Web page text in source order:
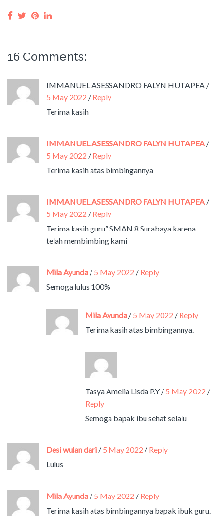
16 Comments:
IMMANUEL ASESSANDRO FALYN HUTAPEA /
5 May 2022 / Reply
Terima kasih
IMMANUEL ASESSANDRO FALYN HUTAPEA /
5 May 2022 / Reply
Terima kasih atas bimbingannya
IMMANUEL ASESSANDRO FALYN HUTAPEA /
5 May 2022 / Reply
Terima kasih guru” SMAN 8 Surabaya karena
telah membimbing kami
Mila Ayunda / 5 May 2022 / Reply
Semoga lulus 100%
Mila Ayunda / 5 May 2022 / Reply
Terima kasih atas bimbingannya.
Tasya Amelia Lisda P.Y / 5 May 2022 /
Reply
Semoga bapak ibu sehat selalu
Desi wulan dari / 5 May 2022 / Reply
Lulus
Mila Ayunda / 5 May 2022 / Reply
Terima kasih atas bimbingannya bapak ibuk guru.